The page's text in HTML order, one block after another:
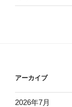
アーカイブ
2026年7月